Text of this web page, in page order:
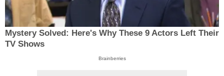
Mystery Solved: Here's Why These 9 Actors Left Their
TV Shows
Brainberries